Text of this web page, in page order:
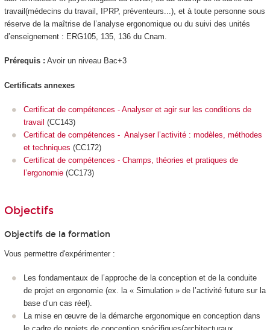
travail(médecins du travail, IPRP, préventeurs...), et à toute personne sous
réserve de la maîtrise de l’analyse ergonomique ou du suivi des unités
d’enseignement : ERG105, 135, 136 du Cnam.
Prérequis : Avoir un niveau Bac+3
Certificats annexes
Certificat de compétences - Analyser et agir sur les conditions de
travail (CC143)
Certificat de compétences - Analyser l’activité : modèles, méthodes
et techniques (CC172)
Certificat de compétences - Champs, théories et pratiques de
l’ergonomie (CC173)
Objectifs
Objectifs de la formation
Vous permettre d'expérimenter :
Les fondamentaux de l’approche de la conception et de la conduite
de projet en ergonomie (ex. la « Simulation » de l’activité future sur la
base d’un cas réel).
La mise en œuvre de la démarche ergonomique en conception dans